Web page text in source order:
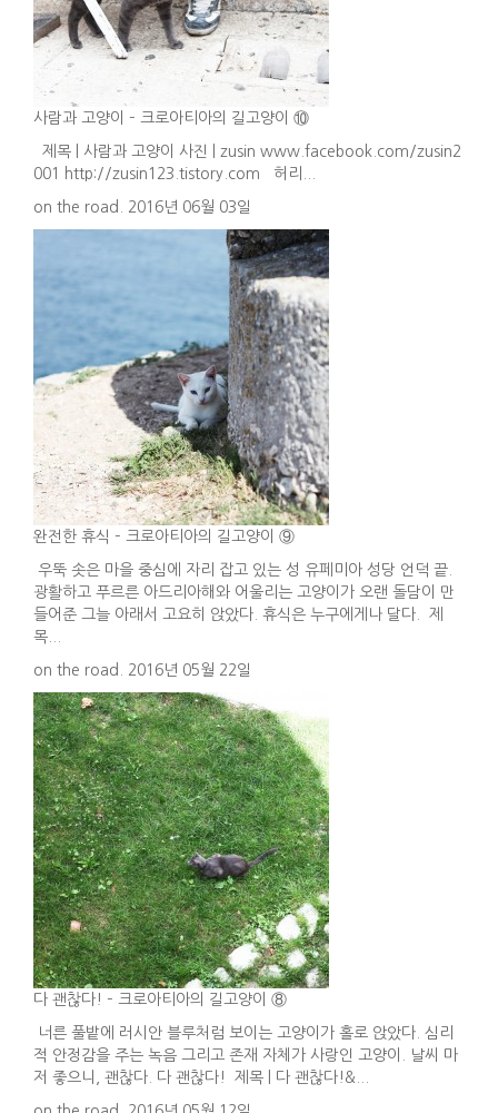
사람과 고양이 – 크로아티아의 길고양이 ⑩
제목 | 사람과 고양이 사진 | zusin www.facebook.com/zusin2
001 http://zusin123.tistory.com 허리...
on the road. 2016년 06월 03일
완전한 휴식 – 크로아티아의 길고양이 ⑨
우뚝 솟은 마을 중심에 자리 잡고 있는 성 유페미아 성당 언덕 끝.
광활하고 푸르른 아드리아해와 어울리는 고양이가 오랜 돌담이 만
들어준 그늘 아래서 고요히 앉았다. 휴식은 누구에게나 달다. 제
목...
on the road. 2016년 05월 22일
다 괜찮다! – 크로아티아의 길고양이 ⑧
너른 풀밭에 러시안 블루처럼 보이는 고양이가 홀로 앉았다. 심리
적 안정감을 주는 녹음 그리고 존재 자체가 사랑인 고양이. 날씨 마
저 좋으니, 괜찮다. 다 괜찮다! 제목 | 다 괜찮다!&...